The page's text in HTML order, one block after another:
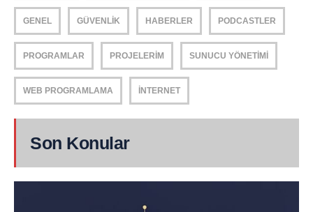
GENEL GÜVENLIK HABERLER PODCASTLER
PROGRAMLAR PROJELERIM SUNUCU YÖNETIMI
WEB PROGRAMLAMA İNTERNET
Son Konular